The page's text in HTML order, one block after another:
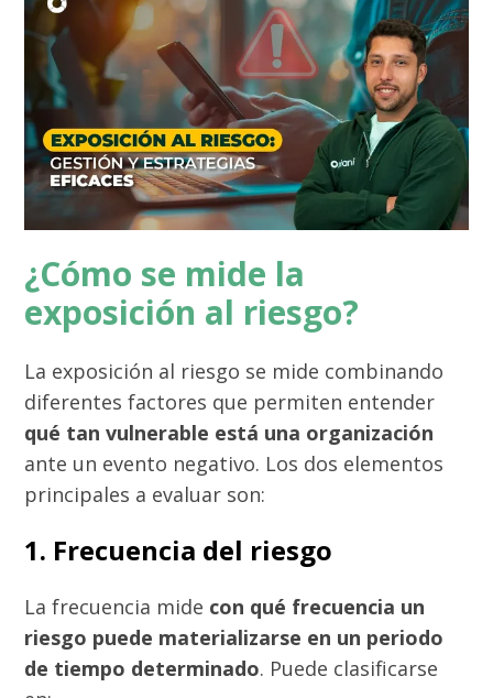
¿Cómo se mide la
exposición al riesgo?
La exposición al riesgo se mide combinando
diferentes factores que permiten entender
qué tan vulnerable está una organización
ante un evento negativo. Los dos elementos
principales a evaluar son:
1. Frecuencia del riesgo
La frecuencia mide con qué frecuencia un
riesgo puede materializarse en un periodo
de tiempo determinado. Puede clasificarse